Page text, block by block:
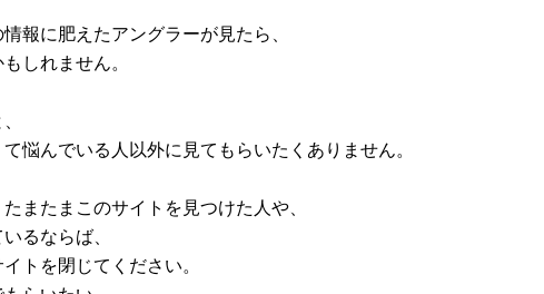
報に肥えたアングラーが見たら、
しれません。
悩んでいる人以外に見てもらいたくありません。
またまこのサイトを見つけた人や、
るならば、
トを閉じてください。